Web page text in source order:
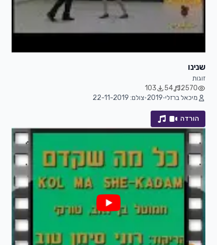
שנינו
זוגות
2570
54
103
מיכאל ברזלי•
2019
•צולם: 22-11-2019
הורדה